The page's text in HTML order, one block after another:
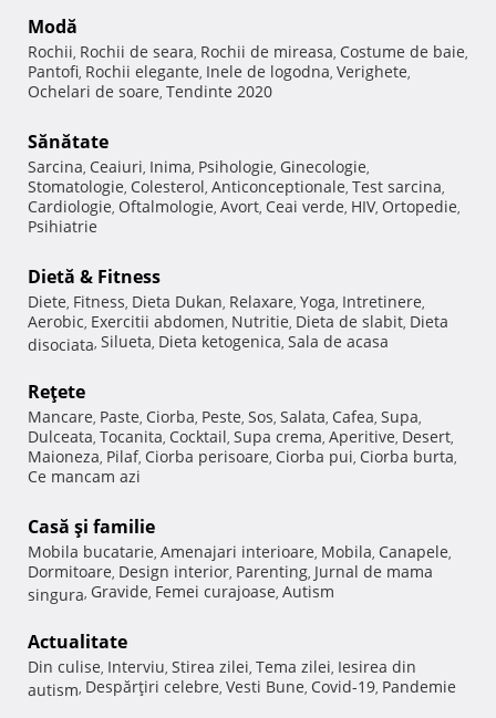
Modă
Rochii, Rochii de seara, Rochii de mireasa, Costume de baie,
Pantofi, Rochii elegante, Inele de logodna, Verighete,
Ochelari de soare, Tendinte 2020
Sănătate
Sarcina, Ceaiuri, Inima, Psihologie, Ginecologie,
Stomatologie, Colesterol, Anticonceptionale, Test sarcina,
Cardiologie, Oftalmologie, Avort, Ceai verde, HIV, Ortopedie,
Psihiatrie
Dietă & Fitness
Diete, Fitness, Dieta Dukan, Relaxare, Yoga, Intretinere,
Aerobic, Exercitii abdomen, Nutritie, Dieta de slabit, Dieta
disociata, Silueta, Dieta ketogenica, Sala de acasa
Reţete
Mancare, Paste, Ciorba, Peste, Sos, Salata, Cafea, Supa,
Dulceata, Tocanita, Cocktail, Supa crema, Aperitive, Desert,
Maioneza, Pilaf, Ciorba perisoare, Ciorba pui, Ciorba burta,
Ce mancam azi
Casă şi familie
Mobila bucatarie, Amenajari interioare, Mobila, Canapele,
Dormitoare, Design interior, Parenting, Jurnal de mama
singura, Gravide, Femei curajoase, Autism
Actualitate
Din culise, Interviu, Stirea zilei, Tema zilei, Iesirea din
autism, Despărţiri celebre, Vesti Bune, Covid-19, Pandemie